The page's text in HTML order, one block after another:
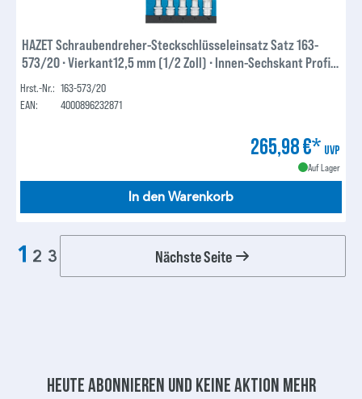
HAZET Schraubendreher-Steckschlüsseleinsatz Satz 163-
573/20 ∙ Vierkant12,5 mm (1/2 Zoll) ∙ Innen-Sechskant Profil ∙
4 – 14 ∙ Anzahl Werkzeuge: 20
Hrst.-Nr.: 163-573/20
EAN:
4000896232871
265,98 €* UVP
Auf Lager
In den Warenkorb
1 2 3 Nächste Seite
Heute abonnieren und keine aktion mehr